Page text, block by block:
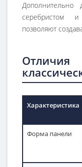
серебристом
позволяют
Характеристика
Форма панели